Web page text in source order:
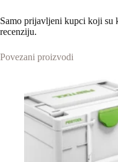
Samo prijavljeni kupci koji su
recenziju.
Povezani proizvodi